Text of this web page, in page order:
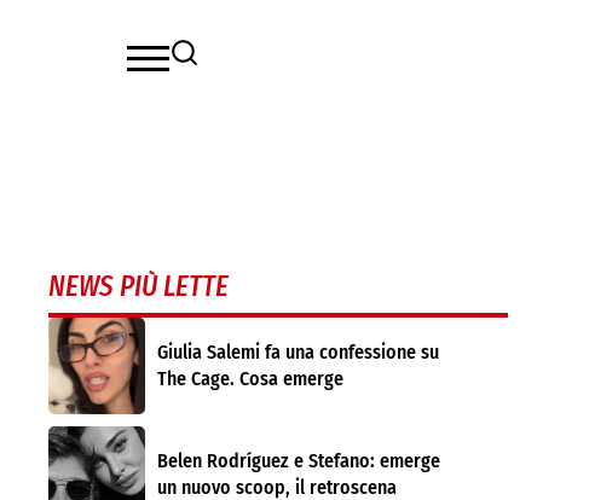
NEWS PIÙ LETTE
Giulia Salemi fa una confessione su
The Cage. Cosa emerge
Belen Rodríguez e Stefano: emerge
un nuovo scoop, il retroscena